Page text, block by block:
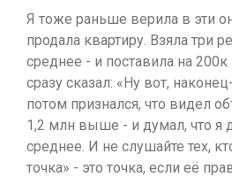
Я тоже раньше верила в эти
продала квартиру. Взяла три
среднее - и поставила на
сразу сказал: «Ну вот,
потом признался, что видел
1,2 млн выше - и думал, что я
среднее. И не слушайте тех,
точка» - это точка, если её